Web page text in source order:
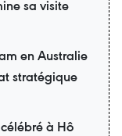
sa visite
en Australie
stratégique
à Hô